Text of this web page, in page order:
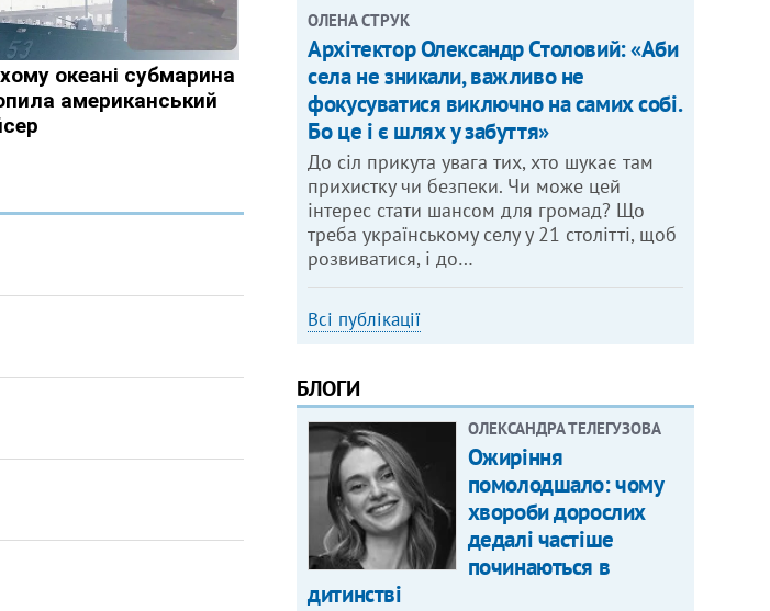
ОЛЕНА СТРУК
Архітектор Олександр Столовий: «Аби
села не зникали, важливо не
фокусуватися виключно на самих собі.
Бо це і є шлях у забуття»
До сіл прикута увага тих, хто шукає там
прихистку чи безпеки. Чи може цей
інтерес стати шансом для громад? Що
треба українському селу у 21 столітті, щоб
розвиватися, і до…
Всі публікації
БЛОГИ
ОЛЕКСАНДРА ТЕЛЕГУЗОВА
Ожиріння
помолодшало: чому
хвороби дорослих
дедалі частіше
починаються в
дитинстві